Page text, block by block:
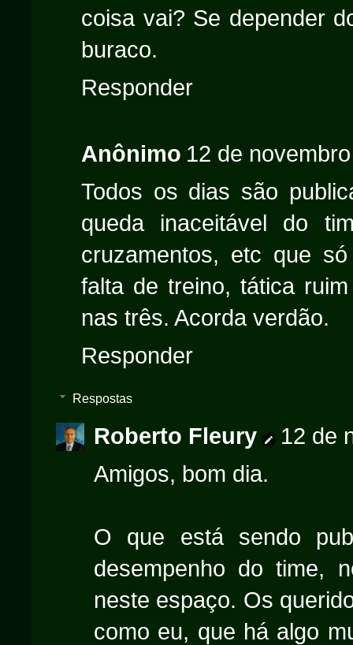
coisa vai? Se depender
buraco.
Responder
Anônimo 12 de
Todos os dias são
queda inaceitável do
cruzamentos, etc que
falta de treino, tática
nas três. Acorda verdão.
Responder
Respostas
Roberto Fleury
12 de
Amigos, bom dia.
O que está sendo
desempenho do time,
neste espaço. Os
como eu, que há algo